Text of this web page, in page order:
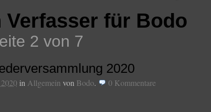
für Bodo
2 von 7
2020
in Allgemein von Bodo. 0 Kommentare